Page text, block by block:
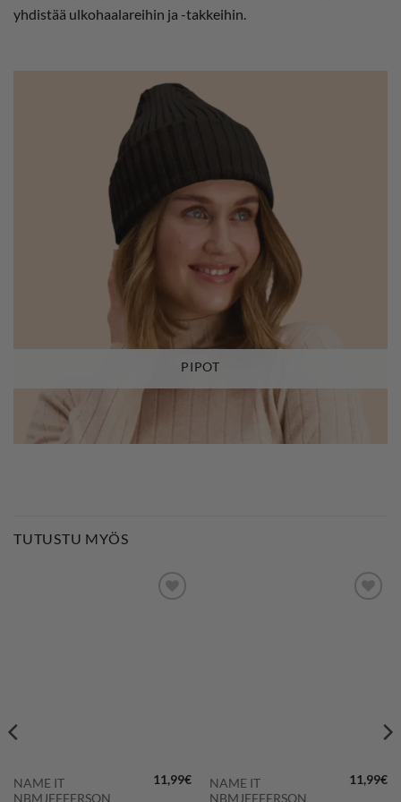
yhdistää ulkohaalareihin ja -takkeihin.
PIPOT
TUTUSTU MYÖS
NAME IT
NBMJEFFERSON
11,99€
NAME IT
NBMJEFFERSON
11,99€